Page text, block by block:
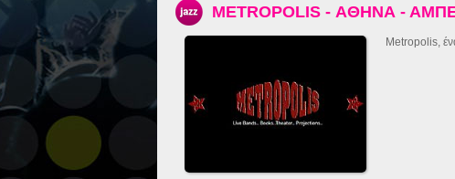
METROPOLIS - ΑΘΗΝΑ -
Metropolis,